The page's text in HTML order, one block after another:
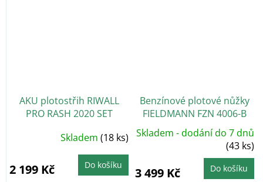
AKU plotostřih RIWALL
PRO RASH 2020 SET
Skladem (18 ks)
2 199 Kč Do košíku
Benzínové plotové nůžky
FIELDMANN FZN 4006-B
Skladem - dodání do 7 dnů
(43 ks)
3 499 Kč Do košíku